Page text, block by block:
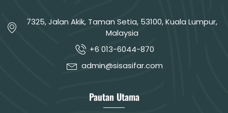
7325, Jalan Akik, Taman Setia, 53100, Kuala Lumpur,
Malaysia
+6 013-6044-870
admin@sisasifar.com
Pautan Utama